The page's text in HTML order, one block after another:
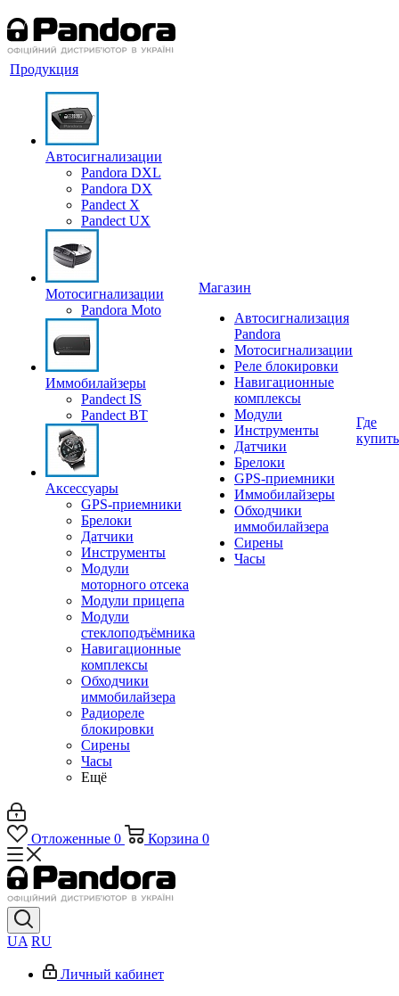
Продукция
Автосигнализации
Pandora DXL
Pandora DX
Pandect X
Pandect UX
Мотосигнализации
Pandora Moto
Иммобилайзеры
Pandect IS
Pandect BT
Аксессуары
GPS-приемники
Брелоки
Датчики
Инструменты
Модули
моторного отсека
Модули прицепа
Модули
стеклоподъёмника
Навигационные
комплексы
Обходчики
иммобилайзера
Радиореле
блокировки
Сирены
Часы
Ещё
Магазин
Автосигнализация
Pandora
Мотосигнализации
Реле блокировки
Навигационные
комплексы
Модули
Инструменты
Датчики
Брелоки
GPS-приемники
Иммобилайзеры
Обходчики
иммобилайзера
Сирены
Часы
Где
купить
Отложенные 0 Корзина 0
UA RU
Личный кабинет